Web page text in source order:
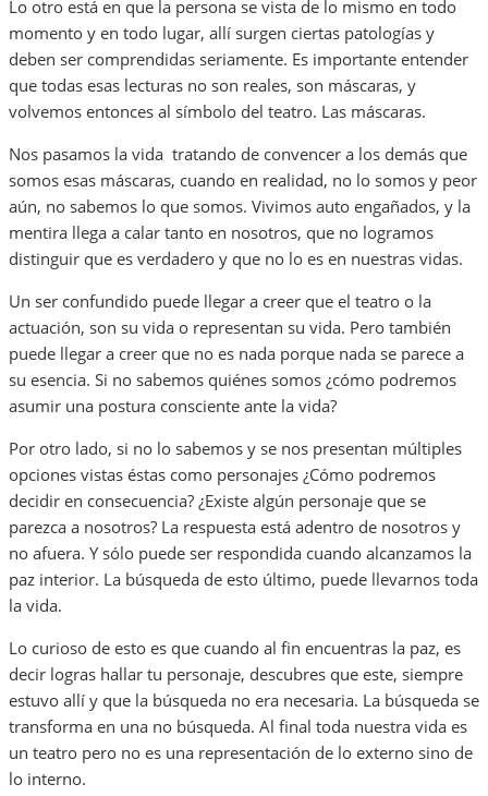
Lo otro está en que la persona se vista de lo mismo en todo
momento y en todo lugar, allí surgen ciertas patologías y
deben ser comprendidas seriamente. Es importante entender
que todas esas lecturas no son reales, son máscaras, y
volvemos entonces al símbolo del teatro. Las máscaras.
Nos pasamos la vida tratando de convencer a los demás que
somos esas máscaras, cuando en realidad, no lo somos y peor
aún, no sabemos lo que somos. Vivimos auto engañados, y la
mentira llega a calar tanto en nosotros, que no logramos
distinguir que es verdadero y que no lo es en nuestras vidas.
Un ser confundido puede llegar a creer que el teatro o la
actuación, son su vida o representan su vida. Pero también
puede llegar a creer que no es nada porque nada se parece a
su esencia. Si no sabemos quiénes somos ¿cómo podremos
asumir una postura consciente ante la vida?
Por otro lado, si no lo sabemos y se nos presentan múltiples
opciones vistas éstas como personajes ¿Cómo podremos
decidir en consecuencia? ¿Existe algún personaje que se
parezca a nosotros? La respuesta está adentro de nosotros y
no afuera. Y sólo puede ser respondida cuando alcanzamos la
paz interior. La búsqueda de esto último, puede llevarnos toda
la vida.
Lo curioso de esto es que cuando al fin encuentras la paz, es
decir logras hallar tu personaje, descubres que este, siempre
estuvo allí y que la búsqueda no era necesaria. La búsqueda se
transforma en una no búsqueda. Al final toda nuestra vida es
un teatro pero no es una representación de lo externo sino de
lo interno.